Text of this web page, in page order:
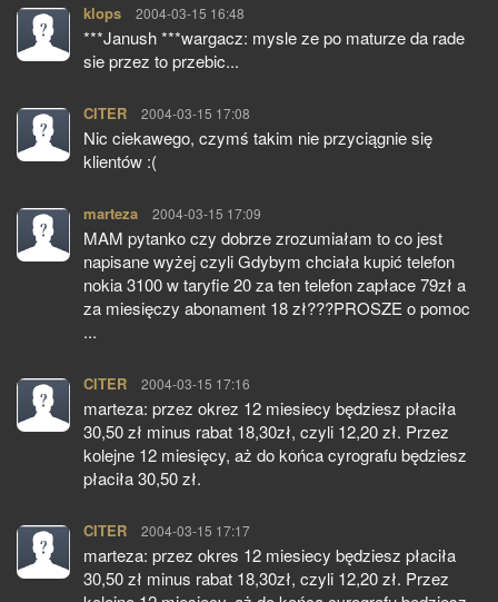
klops pisze:
2004-03-15 16:48
***Janush ***wargacz: mysle ze po maturze da rade
sie przez to przebic...
CITER pisze:
2004-03-15 17:08
Nic ciekawego, czymś takim nie przyciągnie się
klientów :(
marteza pisze:
2004-03-15 17:09
MAM pytanko czy dobrze zrozumiałam to co jest
napisane wyżej czyli Gdybym chciała kupić telefon
nokia 3100 w taryfie 20 za ten telefon zapłace 79zł a
za miesięczy abonament 18 zł???PROSZE o pomoc
...
CITER pisze:
2004-03-15 17:16
marteza: przez okrez 12 miesiecy będziesz płaciła
30,50 zł minus rabat 18,30zł, czyli 12,20 zł. Przez
kolejne 12 miesięcy, aż do końca cyrografu będziesz
płaciła 30,50 zł.
CITER pisze:
2004-03-15 17:17
marteza: przez okres 12 miesiecy będziesz płaciła
30,50 zł minus rabat 18,30zł, czyli 12,20 zł. Przez